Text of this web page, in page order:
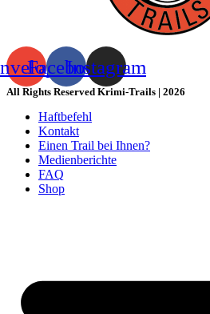
FacebookInstagram
All Rights Reserved Krimi-Trails | 2026
Haftbefehl
Kontakt
Einen Trail bei Ihnen?
Medienberichte
FAQ
Shop